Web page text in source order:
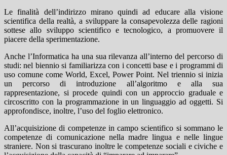
Le finalità dell’indirizzo mirano quindi ad educare alla visione
scientifica della realtà, a sviluppare la consapevolezza delle ragioni
sottese allo sviluppo scientifico e tecnologico, a promuovere il
piacere della sperimentazione.
Anche l’Informatica ha una sua rilevanza all’interno del percorso di
studi: nel biennio si familiarizza con i concetti base e i programmi di
uso comune come World, Excel, Power Point. Nel triennio si inizia
un percorso di introduzione all’algoritmo e alla sua
rappresentazione, si procede quindi con un approccio graduale e
circoscritto con la programmazione in un linguaggio ad oggetti. Si
approfondisce, inoltre, l’uso del foglio elettronico.
All’acquisizione di competenze in campo scientifico si sommano le
competenze di comunicazione nella madre lingua e nelle lingue
straniere. Non si trascurano inoltre le competenze sociali e civiche e